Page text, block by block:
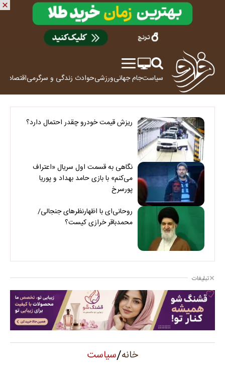
سیاستجام جهانیورزشیحوادث زندگی و سرگرمیاقتصاد
ریزش قیمت خودرو چقدر احتمال دارد؟
نگاهی به قسمت اول سریال «اعتراف
می‌کنم» با بازی حامد بهداد و پوریا
پورسرخ
روحانی‌ای با اظهارنظرهای جنجالی/
محمدباقر خرازی کیست؟
تبلیغات
خانه/سیاست